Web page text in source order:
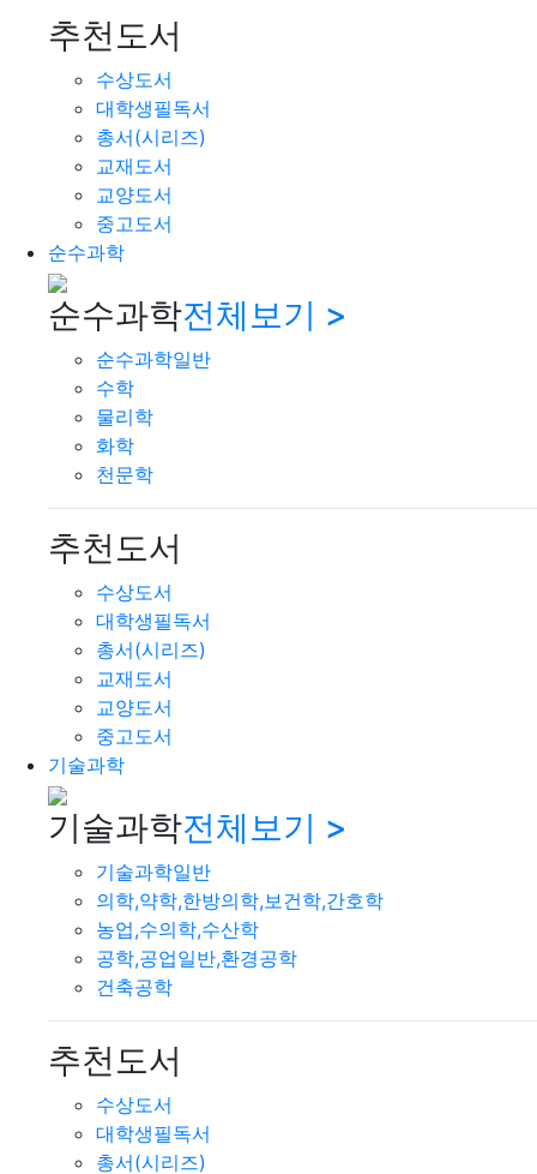
추천도서
수상도서
대학생필독서
총서(시리즈)
교재도서
교양도서
중고도서
순수과학
순수과학전체보기 >
순수과학일반
수학
물리학
화학
천문학
추천도서
수상도서
대학생필독서
총서(시리즈)
교재도서
교양도서
중고도서
기술과학
기술과학전체보기 >
기술과학일반
의학,약학,한방의학,보건학,간호학
농업,수의학,수산학
공학,공업일반,환경공학
건축공학
추천도서
수상도서
대학생필독서
총서(시리즈)